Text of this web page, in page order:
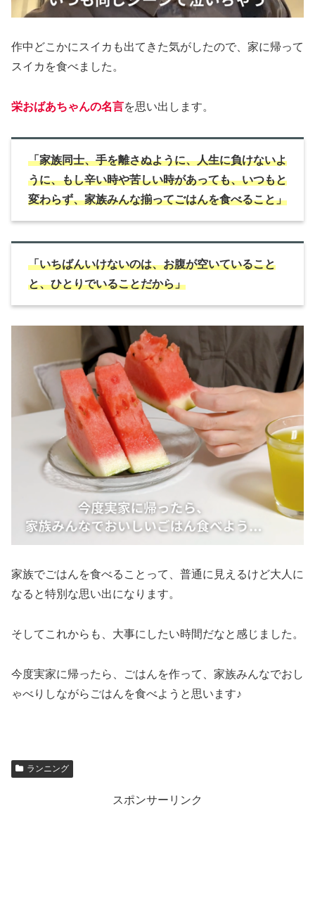
作中どこかにスイカも出てきた気がしたので、家に帰って
スイカを食べました。
栄おばあちゃんの名言を思い出します。
「家族同士、手を離さぬように、人生に負けないよ
うに、もし辛い時や苦しい時があっても、いつもと
変わらず、家族みんな揃ってごはんを食べること」
「いちばんいけないのは、お腹が空いていること
と、ひとりでいることだから」
家族でごはんを食べることって、普通に見えるけど大人に
なると特別な思い出になります。
そしてこれからも、大事にしたい時間だなと感じました。
今度実家に帰ったら、ごはんを作って、家族みんなでおし
ゃべりしながらごはんを食べようと思います♪
ランニング
スポンサーリンク